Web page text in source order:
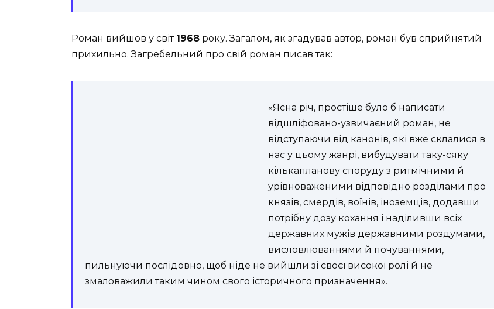
Роман вийшов у світ 1968 року. Загалом, як згадував автор, роман був сприйнятий
прихильно. Загребельний про свій роман писав так:
«Ясна річ, простіше було б написати
відшліфовано-узвичаєний роман, не
відступаючи від канонів, які вже склалися в
нас у цьому жанрі, вибудувати таку-сяку
кількапланову споруду з ритмічними й
урівноваженими відповідно розділами про
князів, смердів, воїнів, іноземців, додавши
потрібну дозу кохання і наділивши всіх
державних мужів державними роздумами,
висловлюваннями й почуваннями,
пильнуючи послідовно, щоб ніде не вийшли зі своєї високої ролі й не
змаловажили таким чином свого історичного призначення».